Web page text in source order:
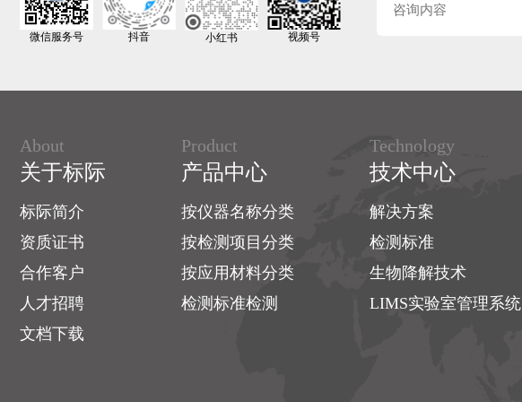
拉伸强度测试
撕裂强度
抗压，压缩检测
扭力强度
电池隔膜
标签
太阳能背板
纺织、织物
橡胶
OLED屏膜
微信服务号 抖音 小红书 视频号
About
关于标际
标际简介
资质证书
合作客户
人才招聘
文档下载
Product
产品中心
按仪器名称分类
按检测项目分类
按应用材料分类
检测标准检测
Technology
技术中心
解决方案
检测标准
生物降解技术
LIMS实验室管理系统